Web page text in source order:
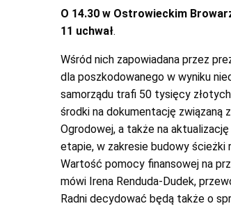
O 14.30 w Ostrowieckim
11 uchwał.
Wśród nich zapowiadana przez
dla poszkodowanego w wyniku
samorządu trafi 50 tysięcy
środki na dokumentację związaną
Ogrodowej, a także na
etapie, w zakresie budowy ścieżki
Wartość pomocy finansowej na
mówi Irena Renduda-Dudek,
Radni decydować będą także o